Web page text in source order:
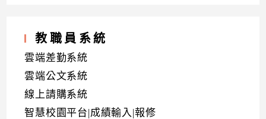
教職員系統
雲端差勤系統
雲端公文系統
線上請購系統
智慧校園平台|成績輸入|報修